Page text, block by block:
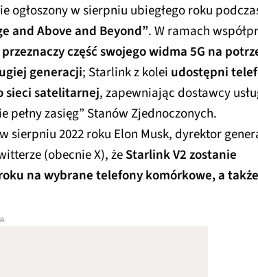
ogłoszony w sierpniu ubiegłego roku
and Above and Beyond”. W ramach
przeznaczy część swojego widma 5G na
generacji; Starlink z kolei udostępni
sieci satelitarnej, zapewniając dostawcy
pełny zasięg” Stanów Zjednoczonych.
sierpniu 2022 roku Elon Musk, dyrektor
(obecnie X), żeStarlink V2 zostanie
na wybrane telefony komórkowe, a